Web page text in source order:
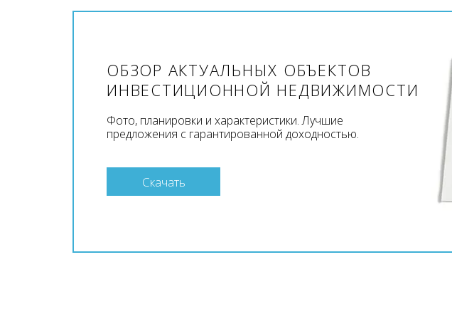
ОБЗОР АКТУАЛЬНЫХ ОБЪЕКТОВ
ИНВЕСТИЦИОННОЙ НЕДВИЖИМОСТИ
Фото, планировки и характеристики. Лучшие
предложения с гарантированной доходностью.
Скачать